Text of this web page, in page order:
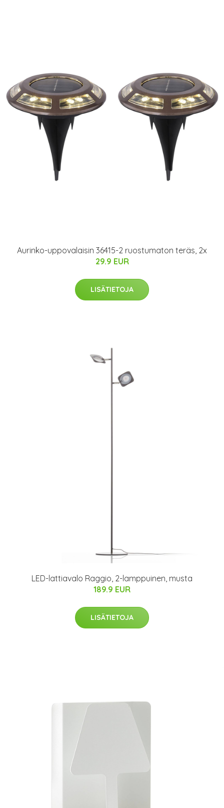
Aurinko-uppovalaisin 36415-2 ruostumaton teräs, 2x
29.9 EUR
LISÄTIETOJA
LED-lattiavalo Raggio, 2-lamppuinen, musta
189.9 EUR
LISÄTIETOJA